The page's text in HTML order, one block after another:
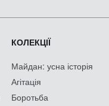
КОЛЕКЦІЇ
Майдан: усна історія
Агітація
Боротьба